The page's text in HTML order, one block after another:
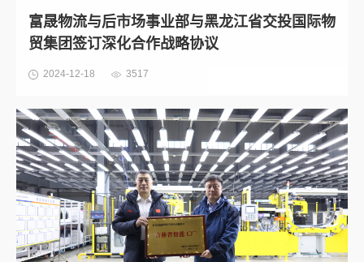
富晟物流与后市场事业部与黑龙江省交投国际物
贸集团签订深化合作战略协议
2024-12-18 3517